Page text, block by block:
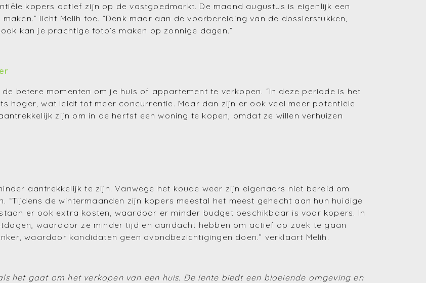
kopers actief zijn op de vastgoedmarkt. De maand augustus is eigenlijk een
licht Melih toe. “Denk maar aan de voorbereiding van de dossierstukken,
kan je prachtige foto’s maken op zonnige dagen.”
betere momenten om je huis of appartement te verkopen. “In deze periode is het
hoger, wat leidt tot meer concurrentie. Maar dan zijn er ook veel meer potentiële
zijn om in de herfst een woning te kopen, omdat ze willen verhuizen
aantrekkelijk te zijn. Vanwege het koude weer zijn eigenaars niet bereid om
“Tijdens de wintermaanden zijn kopers meestal het meest gehecht aan hun huidige
er ook extra kosten, waardoor er minder budget beschikbaar is voor kopers. In
waardoor ze minder tijd en aandacht hebben om actief op zoek te gaan
waardoor kandidaten geen avondbezichtigingen doen.” verklaart Melih.
het gaat om het verkopen van een huis. De lente biedt een bloeiende omgeving en